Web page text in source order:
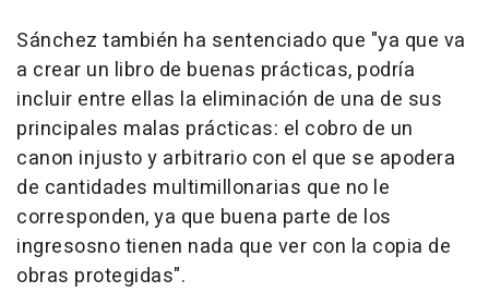
Sánchez también ha sentenciado que "ya que va
a crear un libro de buenas prácticas, podría
incluir entre ellas la eliminación de una de sus
principales malas prácticas: el cobro de un
canon injusto y arbitrario con el que se apodera
de cantidades multimillonarias que no le
corresponden, ya que buena parte de los
ingresosno tienen nada que ver con la copia de
obras protegidas".